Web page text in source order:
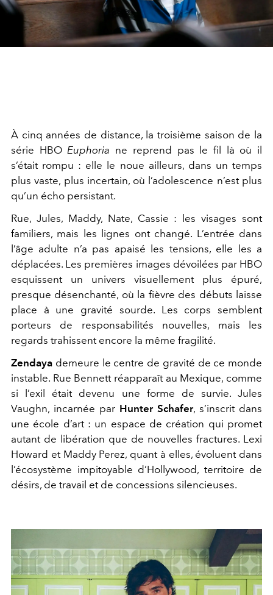
À cinq années de distance, la troisième saison de la
série HBO Euphoria ne reprend pas le fil là où il
s’était rompu : elle le noue ailleurs, dans un temps
plus vaste, plus incertain, où l’adolescence n’est plus
qu’un écho persistant.
Rue, Jules, Maddy, Nate, Cassie : les visages sont
familiers, mais les lignes ont changé. L’entrée dans
l’âge adulte n’a pas apaisé les tensions, elle les a
déplacées. Les premières images dévoilées par HBO
esquissent un univers visuellement plus épuré,
presque désenchanté, où la fièvre des débuts laisse
place à une gravité sourde. Les corps semblent
porteurs de responsabilités nouvelles, mais les
regards trahissent encore la même fragilité.
Zendaya demeure le centre de gravité de ce monde
instable. Rue Bennett réapparaît au Mexique, comme
si l’exil était devenu une forme de survie. Jules
Vaughn, incarnée par Hunter Schafer, s’inscrit dans
une école d’art : un espace de création qui promet
autant de libération que de nouvelles fractures. Lexi
Howard et Maddy Perez, quant à elles, évoluent dans
l’écosystème impitoyable d’Hollywood, territoire de
désirs, de travail et de concessions silencieuses.